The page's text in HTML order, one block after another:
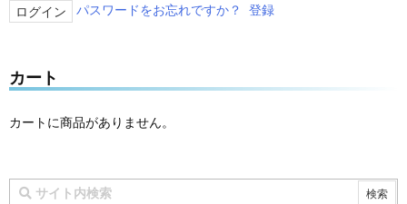
パスワードをお忘れですか？ 登録
カート
カートに商品がありません。